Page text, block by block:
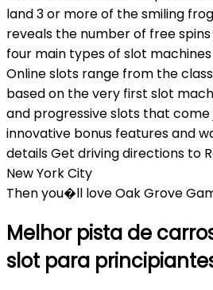
land 3 or more of the smiling
reveals the number of free
four main types of slot
Online slots range from the
based on the very first slot
and progressive slots that
innovative bonus features and
details Get driving directions to
New York City
Then you�ll love Oak Grove
Melhor pista de
slot para